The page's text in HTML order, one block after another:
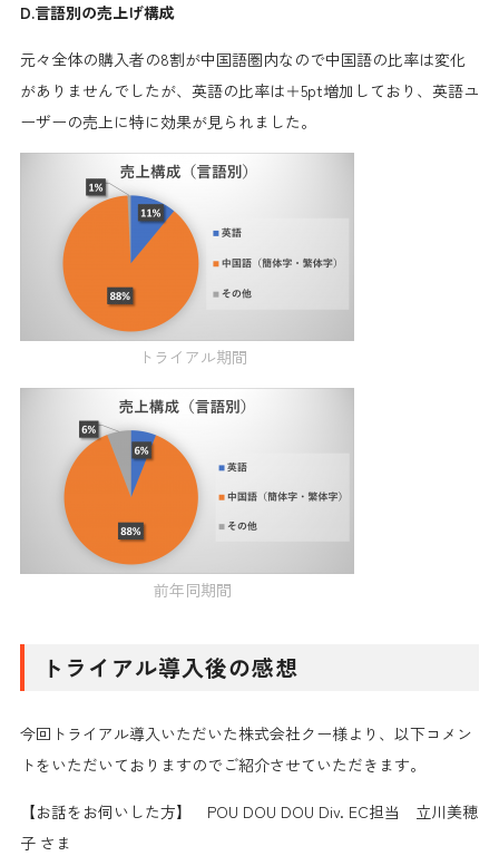
D.言語別の売上げ構成
元々全体の購入者の8割が中国語圏内なので中国語の比率は変化
がありませんでしたが、英語の比率は＋5pt増加しており、英語ユ
ーザーの売上に特に効果が見られました。
トライアル期間
前年同期間
トライアル導入後の感想
今回トライアル導入いただいた株式会社クー様より、以下コメン
トをいただいておりますのでご紹介させていただきます。
【お話をお伺いした方】 POU DOU DOU Div. EC担当 立川美穂
子 さま